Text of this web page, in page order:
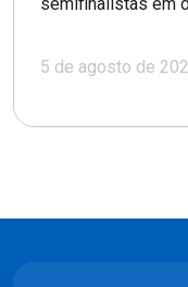
5 de agosto de